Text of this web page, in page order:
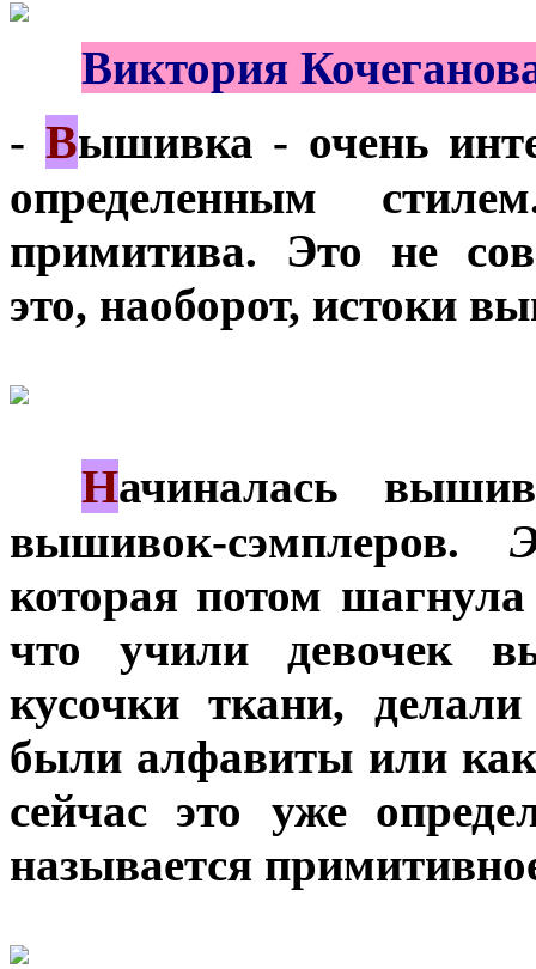
Виктория
- Вышивка - очень
определенным
примитива. Это не
это, наоборот, истоки
Начиналась
вышивок-сэмплеров.
которая потом
что учили девочек
кусочки ткани,
были алфавиты или
сейчас это уже
называется